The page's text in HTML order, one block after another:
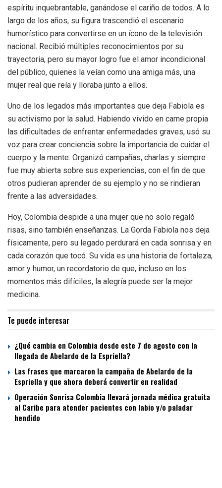
espíritu inquebrantable, ganándose el cariño de todos. A lo
largo de los años, su figura trascendió el escenario
humorístico para convertirse en un ícono de la televisión
nacional. Recibió múltiples reconocimientos por su
trayectoria, pero su mayor logro fue el amor incondicional
del público, quienes la veían como una amiga más, una
mujer real que reía y lloraba junto a ellos.
Uno de los legados más importantes que deja Fabiola es
su activismo por la salud. Habiendo vivido en carne propia
las dificultades de enfrentar enfermedades graves, usó su
voz para crear conciencia sobre la importancia de cuidar el
cuerpo y la mente. Organizó campañas, charlas y siempre
fue muy abierta sobre sus experiencias, con el fin de que
otros pudieran aprender de su ejemplo y no se rindieran
frente a las adversidades.
Hoy, Colombia despide a una mujer que no solo regaló
risas, sino también enseñanzas. La Gorda Fabiola nos deja
físicamente, pero su legado perdurará en cada sonrisa y en
cada corazón que tocó. Su vida es una historia de fortaleza,
amor y humor, un recordatorio de que, incluso en los
momentos más difíciles, la alegría puede ser la mejor
medicina.
Te puede interesar
¿Qué cambia en Colombia desde este 7 de agosto con la
llegada de Abelardo de la Espriella?
Las frases que marcaron la campaña de Abelardo de la
Espriella y que ahora deberá convertir en realidad
Operación Sonrisa Colombia llevará jornada médica gratuita
al Caribe para atender pacientes con labio y/o paladar
hendido